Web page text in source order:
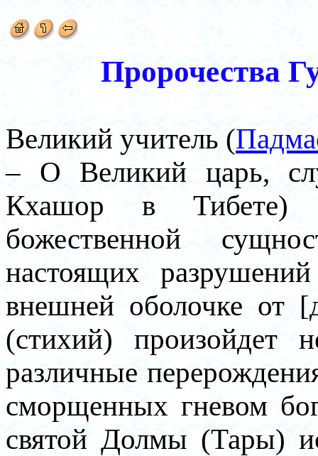
Пророчества
Великий учитель (
– О Великий царь,
Кхашор в Тибете)
божественной
настоящих
внешней оболочке от
(стихий) произойдет
различные
сморщенных гневом
святой Долмы (Тары)